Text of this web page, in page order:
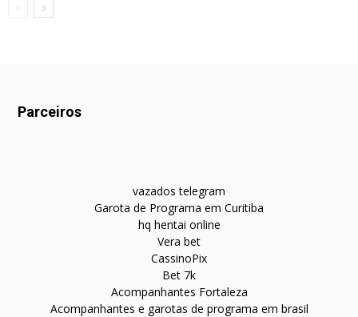
Parceiros
vazados telegram
Garota de Programa em Curitiba
hq hentai online
Vera bet
CassinoPix
Bet 7k
Acompanhantes Fortaleza
Acompanhantes e garotas de programa em brasil